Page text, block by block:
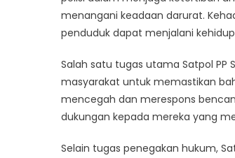
menangani keadaan darurat.
penduduk dapat menjalani
Salah satu tugas utama Satpol
masyarakat untuk memastikan
mencegah dan merespons
dukungan kepada mereka yang
Selain tugas penegakan hukum,